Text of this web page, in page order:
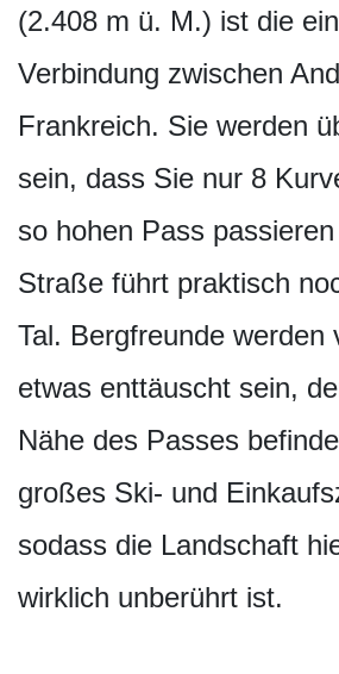
(2.408 m ü. M.) ist die
Verbindung zwischen
Frankreich. Sie werden
sein, dass Sie nur 8
so hohen Pass
Straße führt praktisch
Tal. Bergfreunde werden
etwas enttäuscht sein,
Nähe des Passes
großes Ski- und
sodass die Landschaft
wirklich unberührt ist.